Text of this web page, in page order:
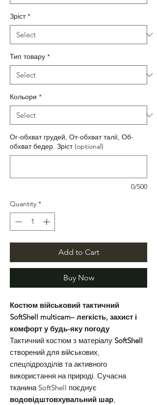
Зріст *
Тип товару *
Кольори *
Ог-обхват грудей, От-обхват талії, Об-
обхват бедер. Зріст (optional)
0/500
Quantity *
Add to Cart
Buy Now
Костюм військовий тактичний
SoftShell multicam– легкість, захист і
комфорт у будь-яку погоду
Тактичний костюм з матеріалу SoftShell
створений для військових,
спецпідрозділів та активного
використання на природі. Сучасна
тканина SoftShell поєднує
водовідштовхувальний шар,